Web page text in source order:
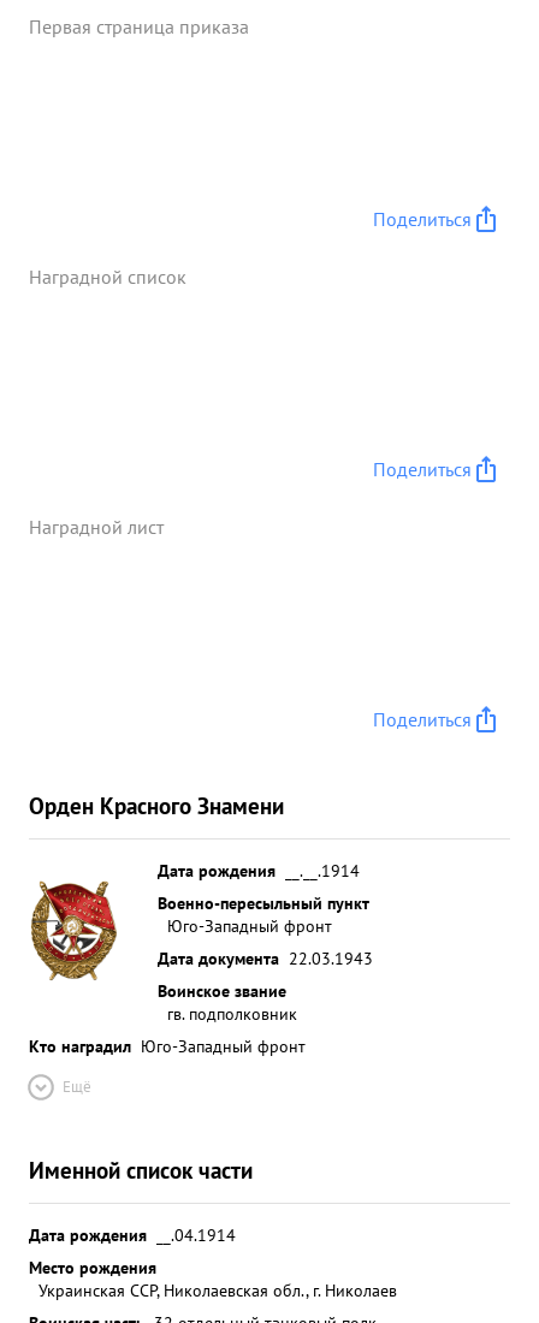
автомобия с военным грузом п. ехоты мативнов
Первая страница приказа
Поделиться
Наградной список
Поделиться
Наградной лист
Поделиться
Орден Красного Знамени
Дата рождения
__.__.1914
Военно-пересыльный пункт
Юго-Западный фронт
Дата документа 22.03.1943
Воинское звание
гв. подполковник
Кто наградил Юго-Западный фронт
Ещё
Именной список части
Дата рождения
__.04.1914
Место рождения
Украинская ССР, Николаевская обл., г. Николаев